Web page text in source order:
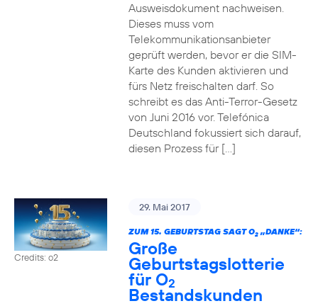
Ausweisdokument nachweisen.
Dieses muss vom
Telekommunikationsanbieter
geprüft werden, bevor er die SIM-
Karte des Kunden aktivieren und
fürs Netz freischalten darf. So
schreibt es das Anti-Terror-Gesetz
von Juni 2016 vor. Telefónica
Deutschland fokussiert sich darauf,
diesen Prozess für […]
Credits: o2
29. Mai 2017
ZUM 15. GEBURTSTAG SAGT O2„DANKE“:
Große
Geburtstagslotterie
für O2
Bestandskunden